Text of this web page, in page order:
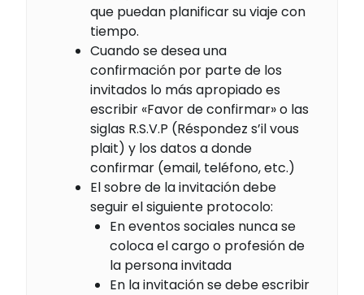
que puedan planificar su viaje con
tiempo.
Cuando se desea una
confirmación por parte de los
invitados lo más apropiado es
escribir «Favor de confirmar» o las
siglas R.S.V.P (Réspondez s’il vous
plait) y los datos a donde
confirmar (email, teléfono, etc.)
El sobre de la invitación debe
seguir el siguiente protocolo:
En eventos sociales nunca se
coloca el cargo o profesión de
la persona invitada
En la invitación se debe escribir